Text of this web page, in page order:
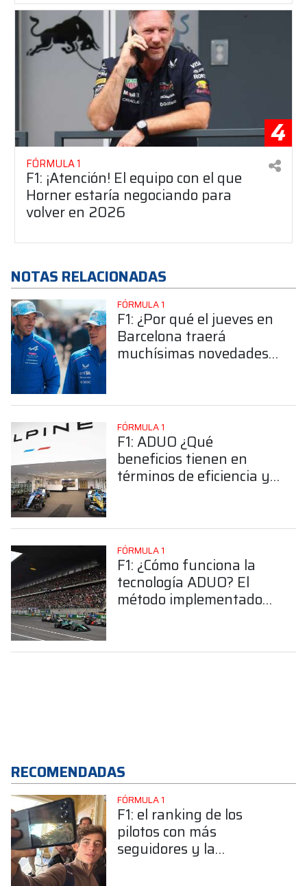
4
FÓRMULA 1
F1: ¡Atención! El equipo con el que
Horner estaría negociando para
volver en 2026
NOTAS RELACIONADAS
FÓRMULA 1
F1: ¿Por qué el jueves en
Barcelona traerá
muchísimas novedades
FÓRMULA 1
F1: ADUO ¿Qué
beneficios tienen en
términos de eficiencia y
FÓRMULA 1
F1: ¿Cómo funciona la
tecnología ADUO? El
método implementado
RECOMENDADAS
FÓRMULA 1
F1: el ranking de los
pilotos con más
seguidores y la